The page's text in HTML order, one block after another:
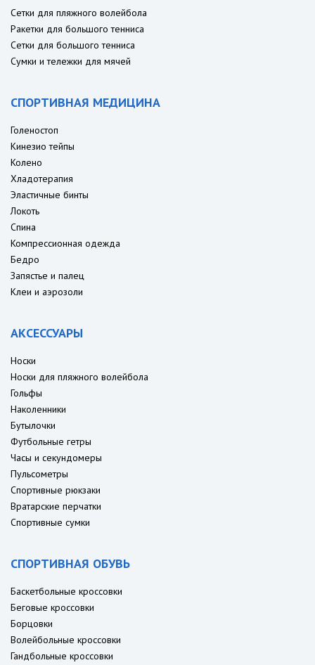
Сетки для пляжного волейбола
Ракетки для большого тенниса
Сетки для большого тенниса
Сумки и тележки для мячей
СПОРТИВНАЯ МЕДИЦИНА
Голеностоп
Кинезио тейпы
Колено
Хладотерапия
Эластичные бинты
Локоть
Спина
Компрессионная одежда
Бедро
Запястье и палец
Клеи и аэрозоли
АКСЕССУАРЫ
Носки
Носки для пляжного волейбола
Гольфы
Наколенники
Бутылочки
Футбольные гетры
Часы и секундомеры
Пульсометры
Спортивные рюкзаки
Вратарские перчатки
Спортивные сумки
СПОРТИВНАЯ ОБУВЬ
Баскетбольные кроссовки
Беговые кроссовки
Борцовки
Волейбольные кроссовки
Гандбольные кроссовки